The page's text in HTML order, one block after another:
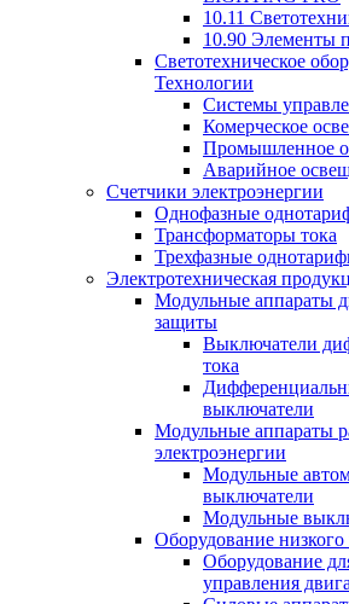
10.11
10.90 Элементы
Светотехническое
Технологии
Системы
Комерческое
Промышленное
Аварийное
Счетчики электроэнергии
Однофазные
Трансформаторы тока
Трехфазные
Электротехническая
Модульные аппараты
защиты
Выключатели
тока
выключатели
Модульные аппараты
электроэнергии
Модульные
выключатели
Модульные
Оборудование
Оборудование
управления